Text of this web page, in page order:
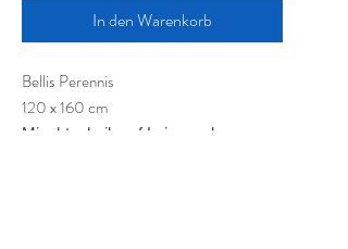
In den Warenkorb
Bellis Perennis
120 x 160 cm
Mischtechnik auf Leinwand